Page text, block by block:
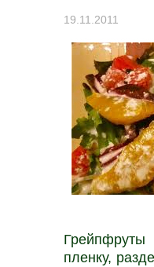
19.11.2011
Грейпфруты
пленку,